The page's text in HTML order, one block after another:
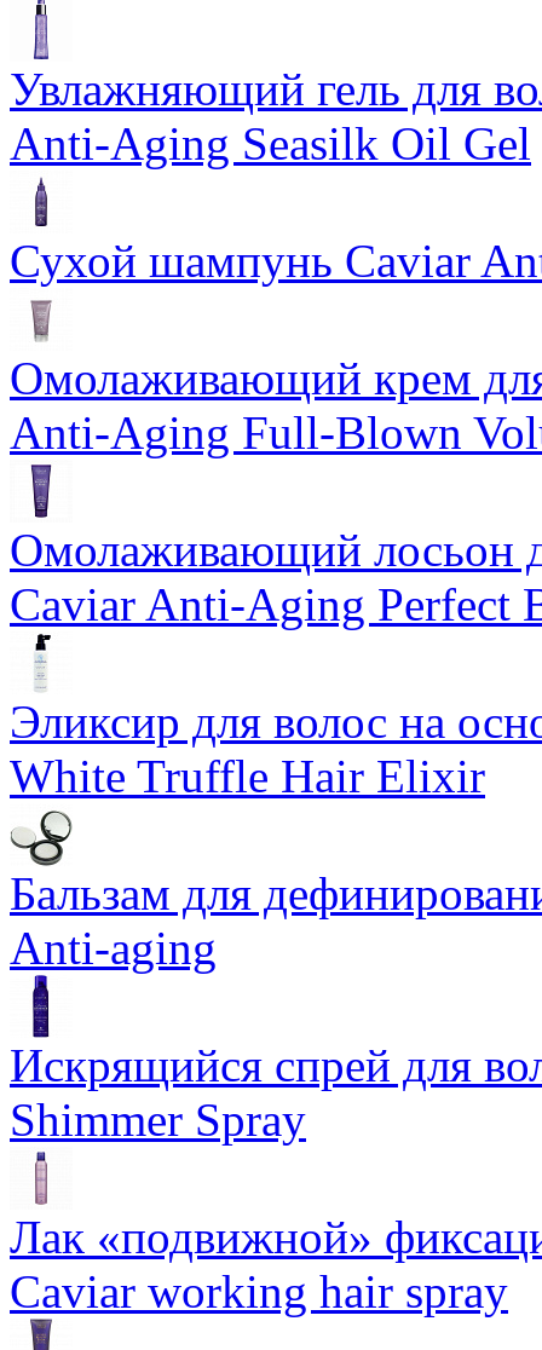
Увлажняющий гель для
Anti-Aging Seasilk Oil Gel
Сухой шампунь Caviar
Омолаживающий крем
Anti-Aging Full-Blown
Омолаживающий лосьон
Caviar Anti-Aging Perfect
Эликсир для волос на
White Truffle Hair Elixir
Бальзам для
Anti-aging
Искрящийся спрей для
Shimmer Spray
Лак «подвижной»
Caviar working hair spray